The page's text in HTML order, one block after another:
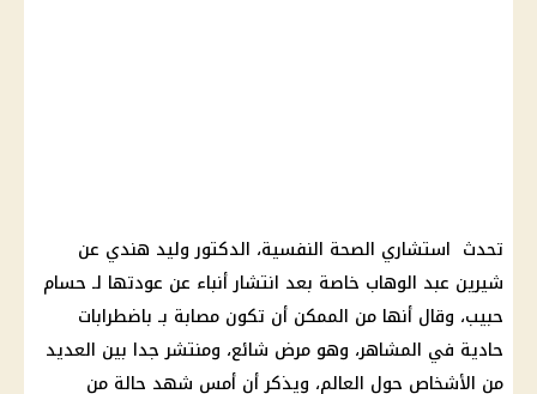
تحدث استشاري الصحة النفسية، الدكتور وليد هندي عن
شيرين عبد الوهاب خاصة بعد انتشار أنباء عن عودتها لـ حسام
حبيب، وقال أنها من الممكن أن تكون مصابة بـ باضطرابات
حادية في المشاهر، وهو مرض شائع، ومنتشر جدا بين العديد
من الأشخاص حول العالم، ويذكر أن أمس شهد حالة من